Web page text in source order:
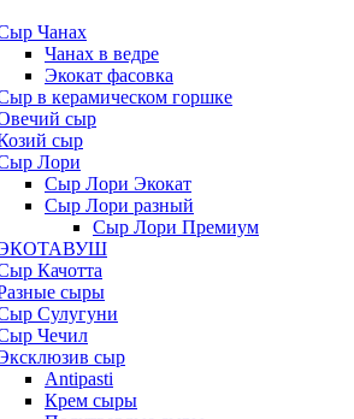
Чанах
Чанах в ведре
Экокат фасовка
в керамическом горшке
сыр
сыр
Лори
Сыр Лори Экокат
Сыр Лори разный
Сыр Лори Премиум
Качотта
сыры
Сулугуни
Чечил
сыр
Antipasti
Крем сыры